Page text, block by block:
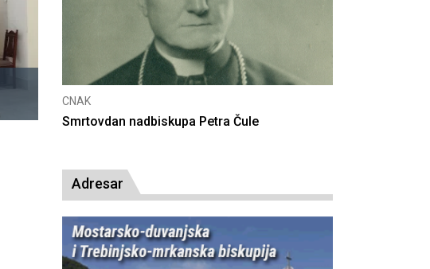
CNAK
Deseta obljetnica poništenja komunističke
Adresar